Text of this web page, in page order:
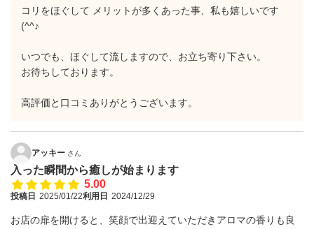
コリをほぐして メリットが多くあった事、私も嬉しいです
(^^♪
いつでも、ほぐして流しますので、お立ち寄り下さい。
お待ちしております。
高評価と口コミありがとうございます。
アッキー さん
入った瞬間から癒しが始まります
5.00
投稿日 2025/01/22利用日 2024/12/29
お店の扉を開けると、笑顔で出迎えていただきアロマの香りも良